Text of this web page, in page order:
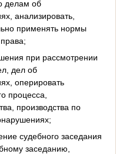
делам об
анализировать,
применять нормы
при рассмотрении
дел об
оперировать
процесса,
производства по
судебного заседания
заседанию,